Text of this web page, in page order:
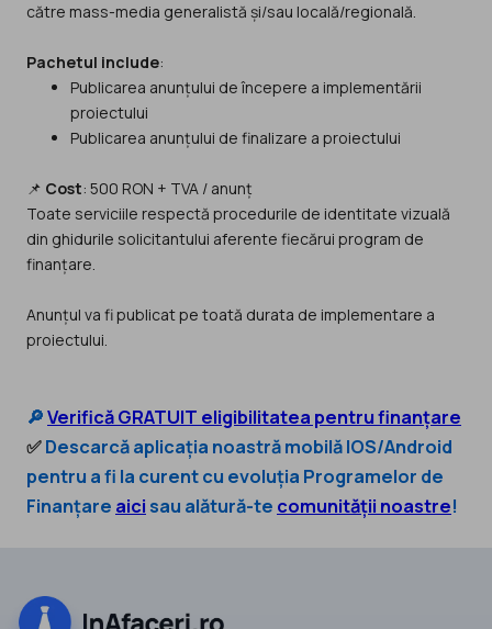
către mass-media generalistă și/sau locală/regională.
Pachetul include:
Publicarea anunțului de începere a implementării
proiectului
Publicarea anunțului de finalizare a proiectului
📌 Cost: 500 RON + TVA / anunț
Toate serviciile respectă procedurile de identitate vizuală
din ghidurile solicitantului aferente fiecărui program de
finanțare.
Anunțul va fi publicat pe toată durata de implementare a
proiectului.
🔎Verifică GRATUIT eligibilitatea pentru finanțare
✅Descarcă aplicația noastră mobilă IOS/Android
pentru a fi la curent cu evoluția Programelor de
Finanțare aici sau alătură-te comunității noastre!